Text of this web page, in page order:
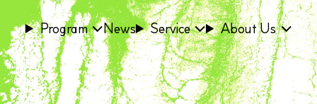
Program
News Service About Us